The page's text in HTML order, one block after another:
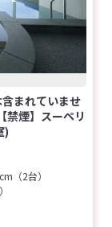
まれていませ
煙】スーペリ
)
（2台）